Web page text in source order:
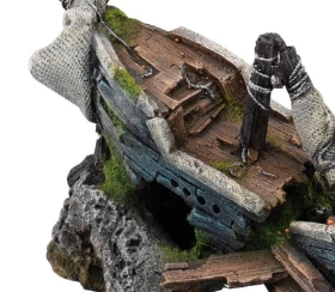
Hunter
Forhandlersøk